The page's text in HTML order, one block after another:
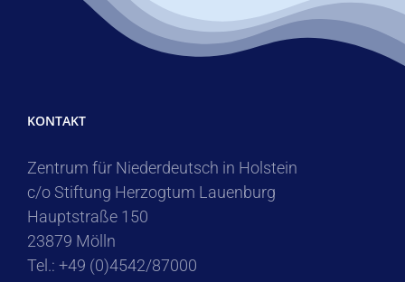
KONTAKT
Zentrum für Niederdeutsch in Holstein
c/o Stiftung Herzogtum Lauenburg
Hauptstraße 150
23879 Mölln
Tel.: +49 (0)4542/87000